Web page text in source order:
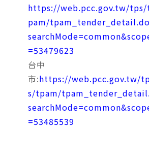
https://web.pcc.gov.tw/
pam/
=53479623
台中
市:https://web.pcc.gov.tw/
s/tpam/
=53485539